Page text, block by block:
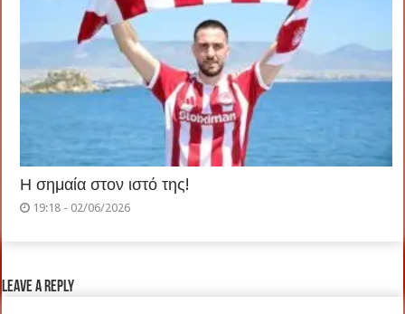
Η σημαία στον ιστό της!
19:18 - 02/06/2026
Leave a Reply